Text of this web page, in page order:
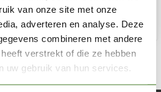
van onze site met onze
adverteren en analyse. Deze
combineren met andere
verstrekt of die ze hebben
uw gebruik van hun services.